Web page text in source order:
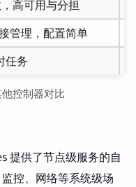
高可用与分担
管理，配置简单
任务
控制器对比
提供了节点级服务的自
控、网络等系统级场